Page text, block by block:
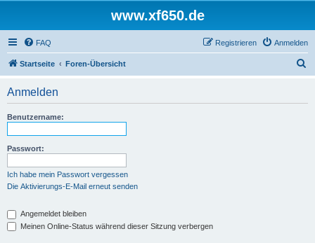
www.xf650.de
FAQ Anmelden
Registrieren
Startseite Foren-Übersicht
Anmelden
Benutzername:
Passwort:
Ich habe mein Passwort vergessen
Die Aktivierungs-E-Mail erneut senden
Angemeldet bleiben
Meinen Online-Status während dieser Sitzung verbergen